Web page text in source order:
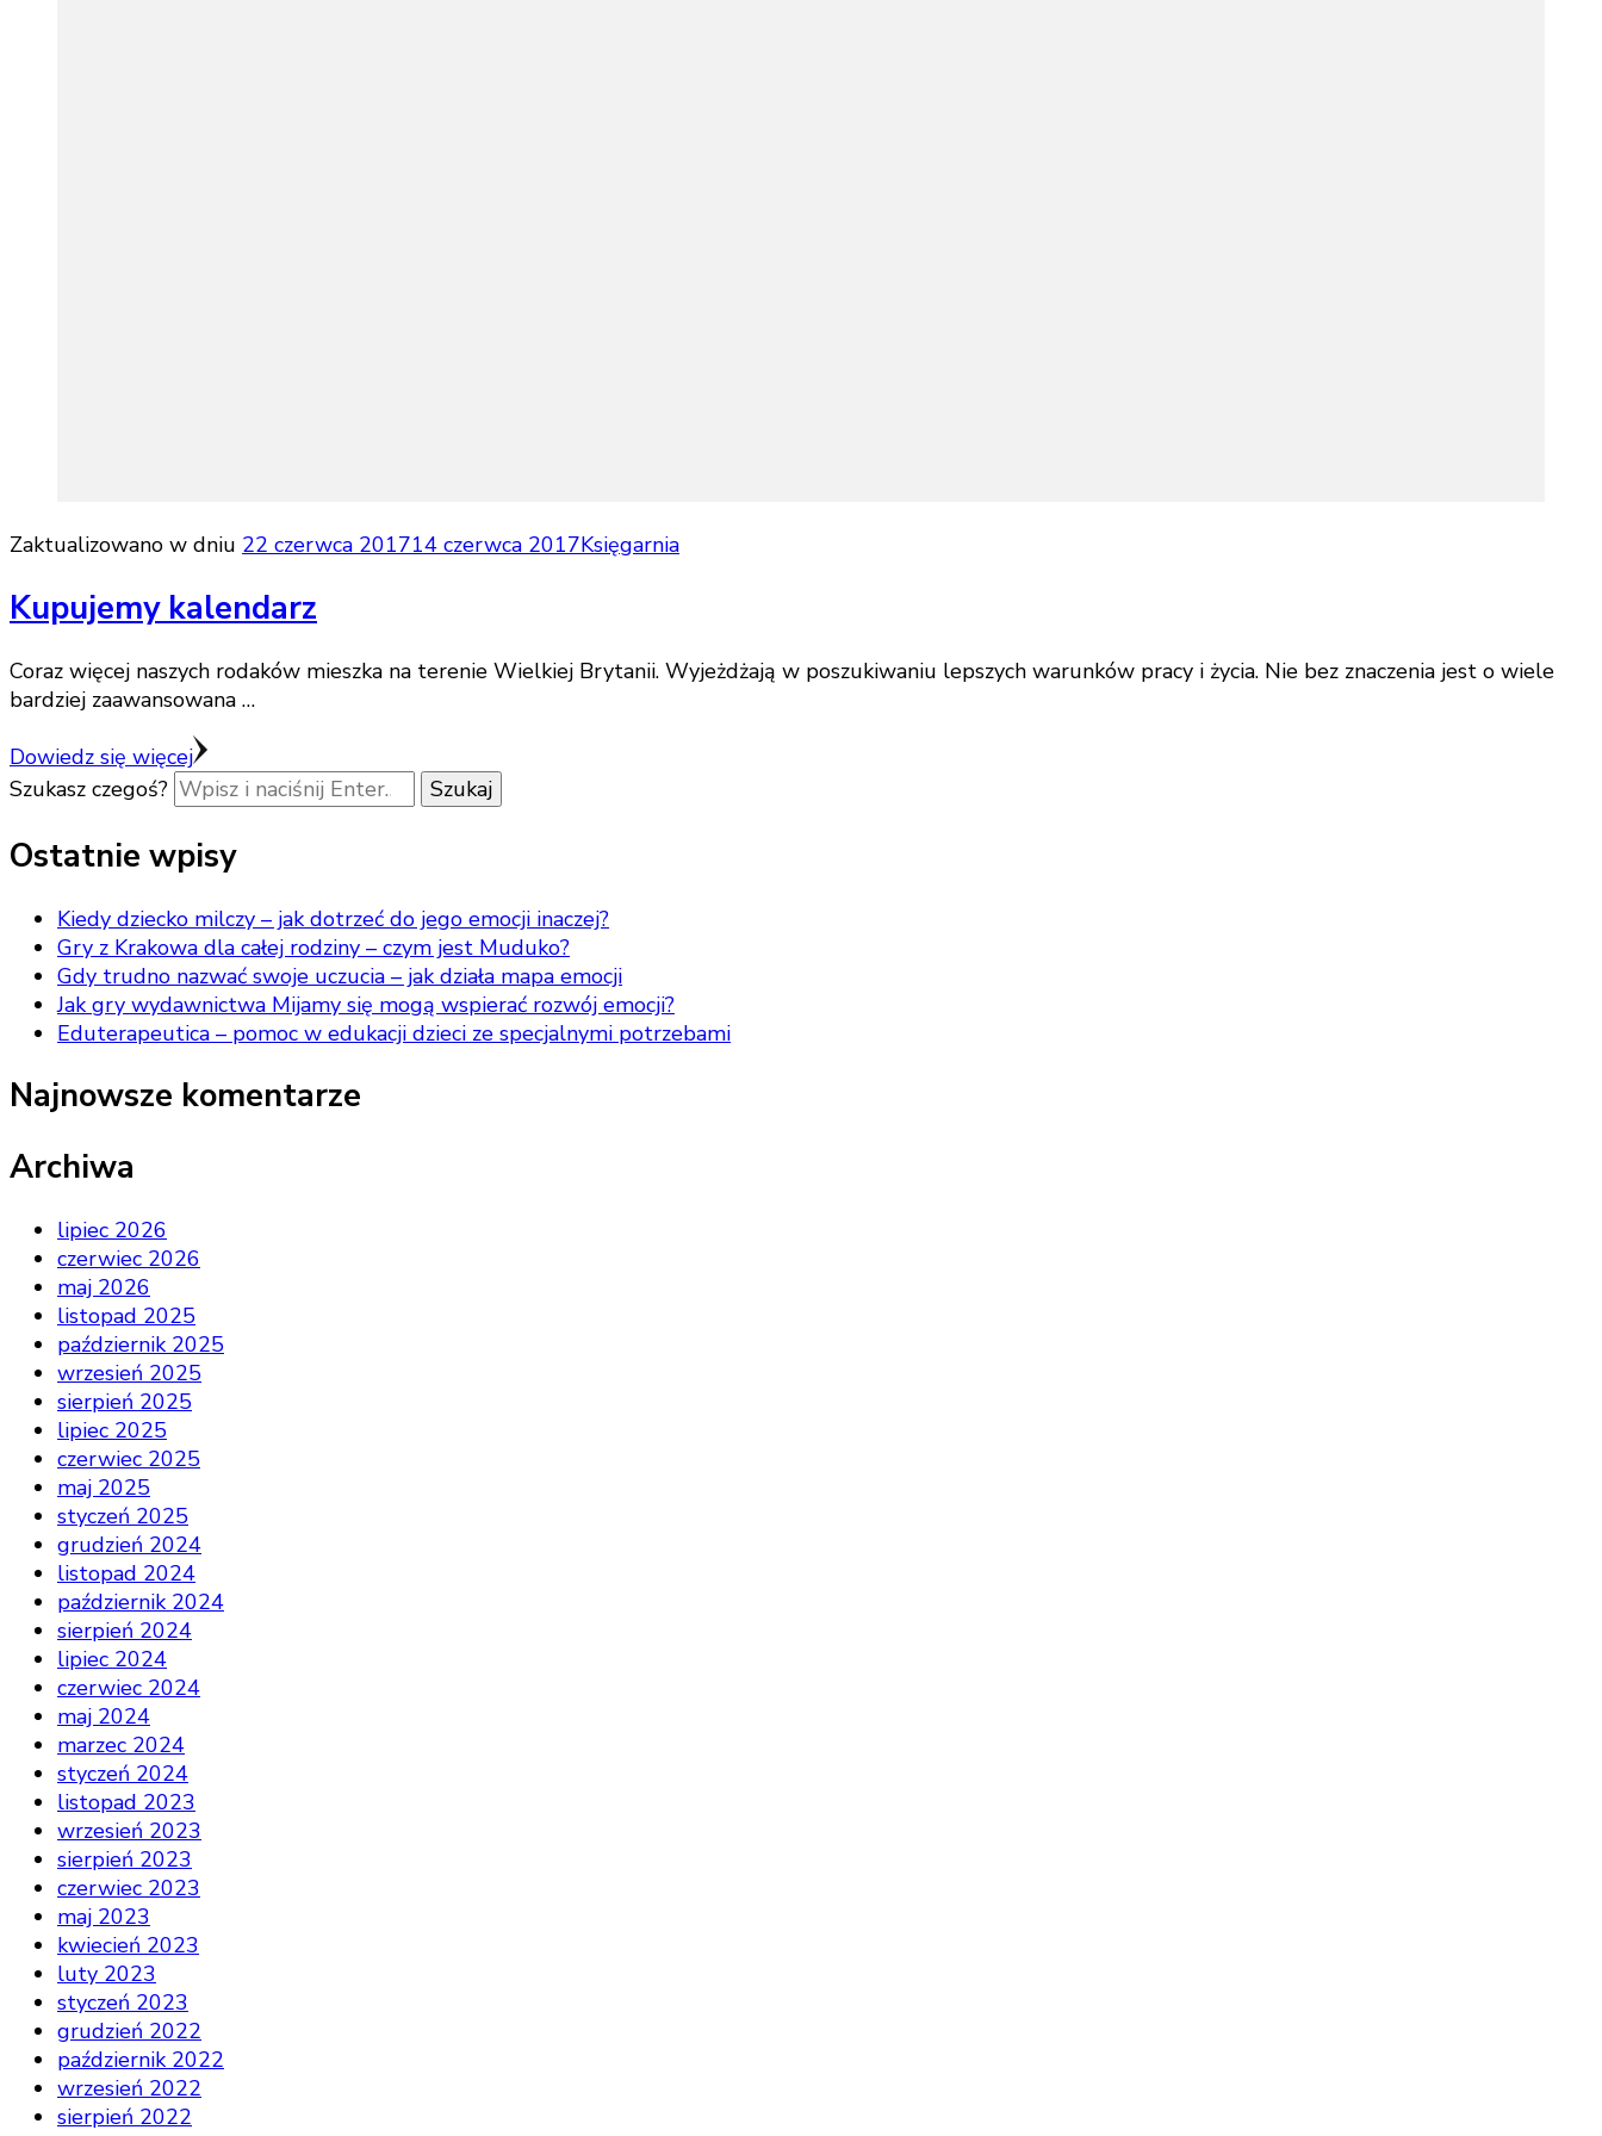
Zaktualizowano w dniu 22 czerwca 201714 czerwca 2017Księgarnia
Kupujemy kalendarz
Coraz więcej naszych rodaków mieszka na terenie Wielkiej Brytanii. Wyjeżdżają w poszukiwaniu lepszych warunków pracy i życia. Nie bez znaczenia jest o wiele
bardziej zaawansowana …
Dowiedz się więcej
Szukasz czegoś?
Ostatnie wpisy
Kiedy dziecko milczy – jak dotrzeć do jego emocji inaczej?
Gry z Krakowa dla całej rodziny – czym jest Muduko?
Gdy trudno nazwać swoje uczucia – jak działa mapa emocji
Jak gry wydawnictwa Mijamy się mogą wspierać rozwój emocji?
Eduterapeutica – pomoc w edukacji dzieci ze specjalnymi potrzebami
Najnowsze komentarze
Archiwa
lipiec 2026
czerwiec 2026
maj 2026
listopad 2025
październik 2025
wrzesień 2025
sierpień 2025
lipiec 2025
czerwiec 2025
maj 2025
styczeń 2025
grudzień 2024
listopad 2024
październik 2024
sierpień 2024
lipiec 2024
czerwiec 2024
maj 2024
marzec 2024
styczeń 2024
listopad 2023
wrzesień 2023
sierpień 2023
czerwiec 2023
maj 2023
kwiecień 2023
luty 2023
styczeń 2023
grudzień 2022
październik 2022
wrzesień 2022
sierpień 2022